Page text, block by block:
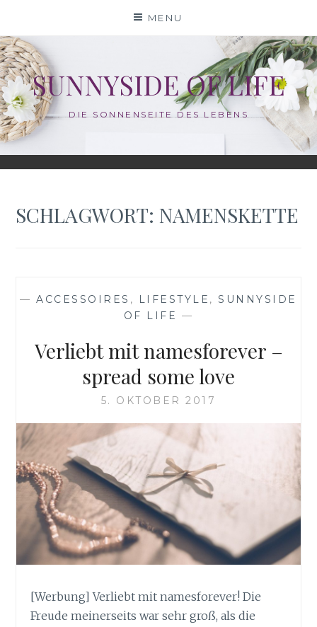
content
MENU
SUNNYSIDE OF LIFE
DIE SONNENSEITE DES LEBENS
SCHLAGWORT: NAMENSKETTE
—ACCESSOIRES , LIFESTYLE ,SUNNYSIDE
OF LIFE —
Verliebt mit namesforever –
spread some love
5. OKTOBER 2017
[Werbung] Verliebt mit namesforever! Die
Freude meinerseits war sehr groß, als die